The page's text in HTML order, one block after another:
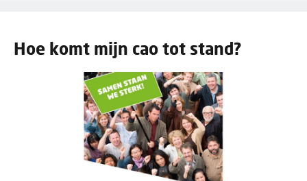
Hoe komt mijn cao tot stand?